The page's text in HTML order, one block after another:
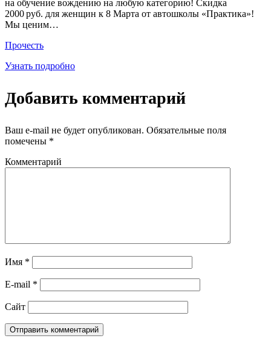
на обучение вождению на любую категорию! Скидка
2000 руб. для женщин к 8 Марта от автошколы «Практика»!
Мы ценим…
Прочесть
Узнать подробно
Добавить комментарий
Ваш e-mail не будет опубликован. Обязательные поля
помечены *
Комментарий
Имя *
E-mail *
Сайт